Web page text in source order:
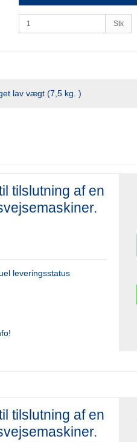
Stk
lav vægt (7,5 kg. )
tilslutning af en
leveringsstatus
tilslutning af en